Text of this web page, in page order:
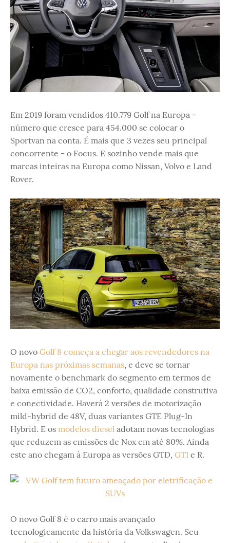
Em 2019 foram vendidos 410.779 Golf na Europa -
número que cresce para 454.000 se colocar o
Sportvan na conta. É mais que 3 vezes seu principal
concorrente - o Focus. E sozinho vende mais que
marcas inteiras na Europa como Nissan, Volvo e Land
Rover.
O novo Golf 8 começa a chegar aos revendedores na
Europa nas próximas semanas, e deve se tornar
novamente o benchmark do segmento em termos de
baixa emissão de CO2, conforto, qualidade construtiva
e conectividade. Haverá 2 versões de motorização
mild-hybrid de 48V, duas variantes GTE Plug-In
Hybrid. E os modelos diesel adotam novas tecnologias
que reduzem as emissões de Nox em até 80%. Ainda
este ano chegam à Europa as versões GTD, GTI e R.
O novo Golf 8 é o carro mais avançado
tecnologicamente da história da Volkswagen. Seu